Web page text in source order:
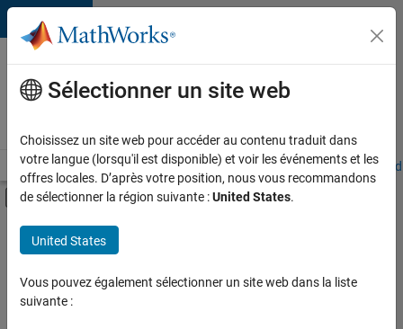
Passer au contenu
Votre
carrière
chez
Accueil Explorer nos opportunités Adresses de nos bureaux
Activer/désactiver l'affichage du menu
Contenu principal
FILTRER PAR
Infrastructure et architecture
Gestion des programmes
Ingénierie de la qualité
Sélectionner un site web
Choisissez un site web pour accéder au contenu traduit dans
votre langue (lorsqu'il est disponible) et voir les événements et les
offres locales. D’après votre position, nous vous recommandons
de sélectionner la région suivante :United States.
United States
Vous pouvez également sélectionner un site web dans la liste
suivante :